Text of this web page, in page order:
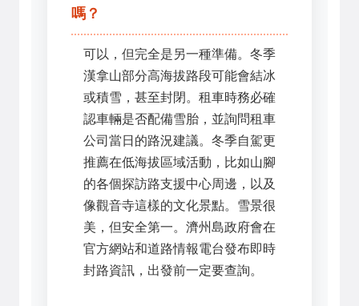
嗎？
可以，但完全是另一種準備。冬季
漢拿山部分高海拔路段可能會結冰
或積雪，甚至封閉。租車時務必確
認車輛是否配備雪胎，並詢問租車
公司當日的路況建議。冬季自駕更
推薦在低海拔區域活動，比如山腳
的各個探訪路支援中心周邊，以及
像觀音寺這樣的文化景點。雪景很
美，但安全第一。濟州島政府會在
官方網站和道路情報電台發布即時
封路資訊，出發前一定要查詢。